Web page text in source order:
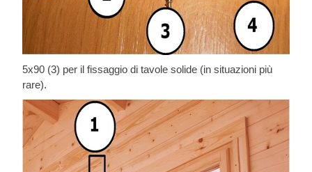
5x90 (3) per il fissaggio di tavole solide (in situazioni più
rare).